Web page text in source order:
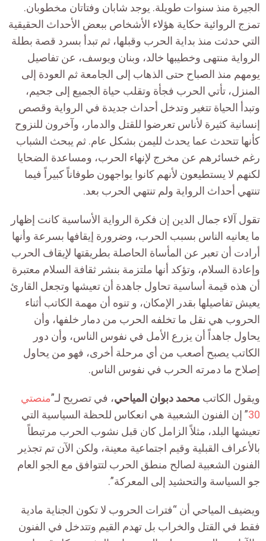
الجيرة منذ سنوات طويلة. يوجد شابان وفتاتان مخطوبان.
تمزج الروائية حكاية هؤلاء الأشخاص ببعض الأحداث الحقيقية
التي حدثت منذ بداية الحرب وقبلها، ثم تبدأ بسرد قصة بطلة
الرواية منتهى وخطيبها خالد، وبنان ويوسف، عن تفاصيل
يومهم منذ الصباح حتى الذهاب إلى الجامعة ثم العودة إلى
المنزل، تأتي الحرب فجأة وتقلب حياة الجميع إلى جحيم،
وتبدأ الحياة تتغير وتدخل أحداث جديدة في الرواية وقصص
إنسانية كثيرة لأناس تعرضوا للقتل والدمار، وآخرون للنزوح
كأنها تتحدث عما يحدث لليمن بشكل عام. ثم يبحث الشباب
رغم خسائرهم عن مخرج لإنهاء الحرب، ومساعدة الضحايا
لكنهم لا يستطيعون لأنهم كانوا يواجهون طوفاناً كبيراً فيما
تنتهي أحداث الرواية ولم تنتهي الحرب بعد.
تقول آلاء جمال الدين إن فكرة الرواية الأساسية كانت إظهار
ما يعانيه الناس بسبب الحرب، وضرورة إيقافها بسرعة وأنها
أرادت أن تعبر عن المأساة الحاصلة بطريقتها لإيقاف الحرب
وإعادة السلام، وتؤكد أنها ملتزمة بنشر ثقافة السلام معتبرة
أن هذه قيمة أساسية تحاول جاهدة أن تعيشها وتجعل القارئ
يعيش تفاصيلها بقدر الإمكان، و تنوه أن مهمة الكاتب أثناء
الحروب هي نقل ما تخلفه الحرب من دمار خلفها، وأن
يحاول جاهداً أن يزرع الأمل في نفوس الناس، وأن دور
الكاتب يصبح أصعب من أي مرحلة أخرى، فهو من يحاول
إصلاح ما دمرته الحرب في نفوس الناس.
ويقول الكاتب محمد دبوان المياحي، في تصريح لـ”منصتي
30” إن الفنون الشعبية هي انعكاس للحظة السياسية التي
تعيشها البلد، مثلاً الزامل كان قبل نشوب الحرب مرتبطاً
بالأعراف القبلية وقيم اجتماعية معينة، ولكن الآن تم تجذير
الفنون الشعبية لصالح منطق الحرب لتتوافق مع الجو العام
جو السياسة والتحشيد إلى المعركة”.
ويضيف المياحي أن “فترات الحروب لا تكون الجناية مادية
فقط في القتل والخراب بل تهدم القيم وتتدخل في الفنون